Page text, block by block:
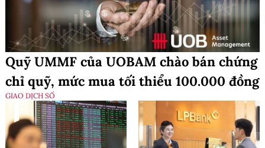
Quỹ UMMF của UOBAM chào bán chứng
chỉ quỹ, mức mua tối thiểu 100.000 đồng
GIAO DỊCH SỐ